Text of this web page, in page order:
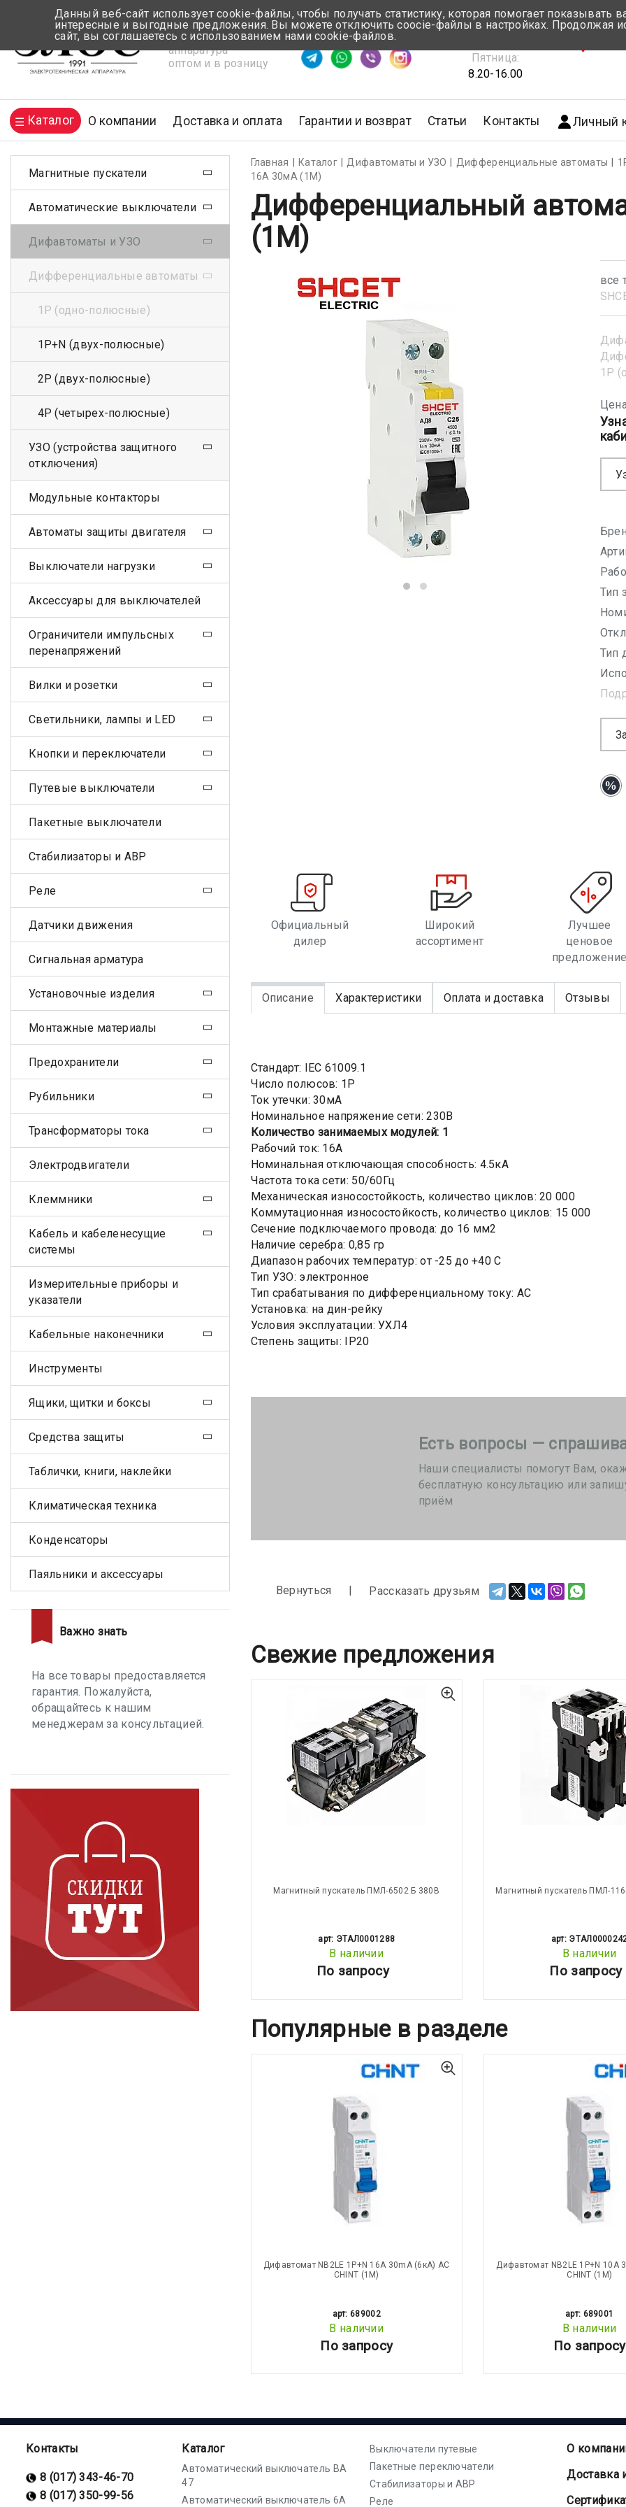
Электротехническая
аппаратура
оптом и в розницу
Время ответа ≈ 5 мин
Понедельник-Четверг:
Пятница:
8.20-16.00
Каталог О компании Доставка и оплата Гарантии и возврат Статьи Контакты Личный
Главная Каталог Дифавтоматы и УЗО Дифференциальные автоматы
16А 30мА (1М)
Дифференциальный
(1М)
все
1Р
Тип
Тип
Официальный
дилер
Широкий
ассортимент
Лучшее
ценовое
предложение
Описание Характеристики Оплата и доставка Отзывы
Стандарт: IEC 61009.1
Число полюсов: 1Р
Ток утечки: 30мА
Номинальное напряжение сети: 230В
Количество занимаемых модулей: 1
Рабочий ток: 16А
Номинальная отключающая способность: 4.5кА
Частота тока сети: 50/60Гц
Механическая износостойкость, количество циклов: 20 000
Коммутационная износостойкость, количество циклов: 15 000
Сечение подключаемого провода: до 16 мм2
Наличие серебра: 0,85 гр
Диапазон рабочих температур: от -25 до +40 С
Тип УЗО: электронное
Тип срабатывания по дифференциальному току: АС
Установка: на дин-рейку
Условия эксплуатации: УХЛ4
Степень защиты: IP20
Есть вопросы —
Наши специалисты помогут Вам,
бесплатную консультацию или
приём
Вернуться Рассказать друзьям
Свежие предложения
Магнитный пускатель ПМЛ-6502 Б 380В
арт: ЭТАЛ0001288
В наличии
По запросу
Магнитный пускатель ПМЛ-
арт:
В наличии
По запросу
Популярные в разделе
Дифавтомат NB2LE 1P+N 16А 30mA (6кА) АС
CHINT (1М)
арт: 689002
В наличии
По запросу
Дифавтомат NB2LE 1P+N 10А
CHINT (1М)
арт: 689001
В наличии
По запросу
Магнитные пускатели
Автоматические выключатели
Дифавтоматы и УЗО
Дифференциальные автоматы
1Р (одно-полюсные)
1Р+N (двух-полюсные)
2Р (двух-полюсные)
4Р (четырех-полюсные)
УЗО (устройства защитного
отключения)
Модульные контакторы
Автоматы защиты двигателя
Выключатели нагрузки
Аксессуары для выключателей
Ограничители импульсных
перенапряжений
Вилки и розетки
Светильники, лампы и LED
Кнопки и переключатели
Путевые выключатели
Пакетные выключатели
Стабилизаторы и АВР
Реле
Датчики движения
Сигнальная арматура
Установочные изделия
Монтажные материалы
Предохранители
Рубильники
Трансформаторы тока
Электродвигатели
Клеммники
Кабель и кабеленесущие
системы
Измерительные приборы и
указатели
Кабельные наконечники
Инструменты
Ящики, щитки и боксы
Средства защиты
Таблички, книги, наклейки
Климатическая техника
Конденсаторы
Паяльники и аксессуары
Важно знать
На все товары предоставляется
гарантия. Пожалуйста,
обращайтесь к нашим
менеджерам за консультацией.
Контакты
8 (017) 343-46-70
8 (017) 350-99-56
Каталог
Автоматический выключатель ВА
47
Автоматический выключатель 6А
Выключатели путевые
Пакетные переключатели
Стабилизаторы и АВР
Реле
О
Доставка
Данный веб-сайт использует cookie-файлы, чтобы получать статистику, которая помогает показывать
интересные и выгодные предложения. Вы можете отключить coocie-файлы в настройках. Продолжая
сайт, вы соглашаетесь с использованием нами cookie-файлов.